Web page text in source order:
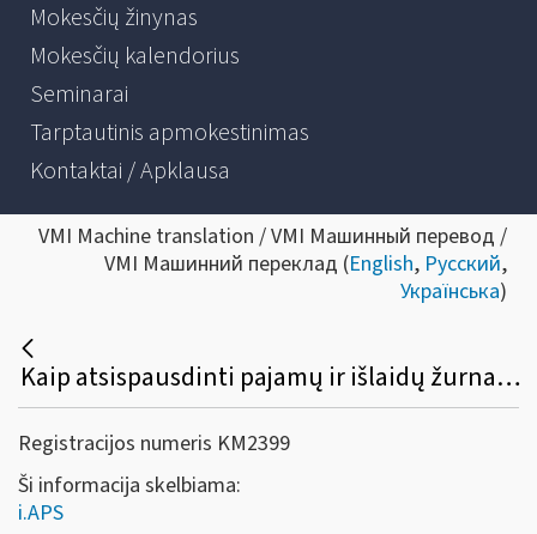
Mokesčių žinynas
Mokesčių kalendorius
Seminarai
Tarptautinis apmokestinimas
Kontaktai / Apklausa
VMI Machine translation / VMI Машинный перевод /
VMI Машинний переклад (English, Русский,
Українська)
Kaip atsispausdinti pajamų ir išlaidų žurnalą?
Registracijos numeris KM2399
Ši informacija skelbiama:
i.APS